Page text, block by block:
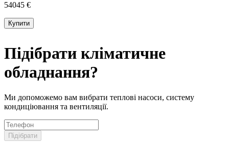
54045 €
Купити
Підібрати кліматичне
обладнання?
Ми допоможемо вам вибрати теплові насоси, систему
кондиціювання та вентиляції.
Підібрати